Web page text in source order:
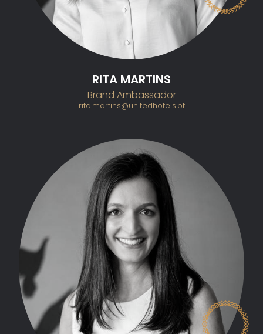
RITA MARTINS
Brand Ambassador
rita.martins@unitedhotels.pt